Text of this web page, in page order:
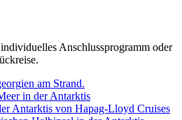
Anschlussprogramm oder